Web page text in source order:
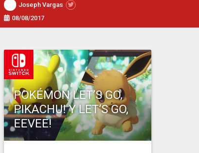
Joseph Vargas
08/08/2017
POKÉMON LET’S GO,
PIKACHU! Y LET’S GO,
EEVEE!